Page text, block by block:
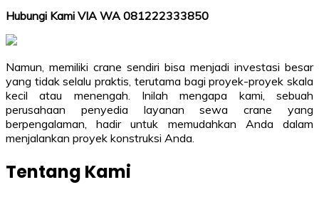
Hubungi Kami VIA WA 081222333850
Namun, memiliki crane sendiri bisa menjadi investasi besar
yang tidak selalu praktis, terutama bagi proyek-proyek skala
kecil atau menengah. Inilah mengapa kami, sebuah
perusahaan penyedia layanan sewa crane yang
berpengalaman, hadir untuk memudahkan Anda dalam
menjalankan proyek konstruksi Anda.
Tentang Kami